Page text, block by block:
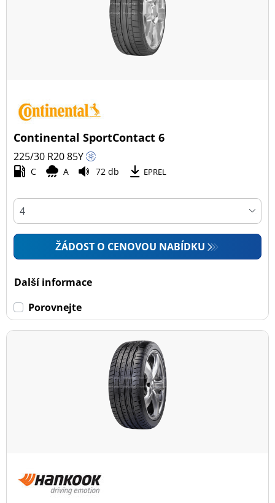
Continental SportContact 6
225/30 R2085Y
C A 72 db EPREL
ŽÁDOST O CENOVOU NABÍDKU
Další informace
Porovnejte